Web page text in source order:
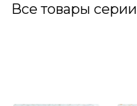
Все товары серии